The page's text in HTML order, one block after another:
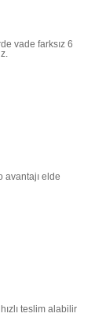
vade farksız 6
avantajı elde
teslim alabilir